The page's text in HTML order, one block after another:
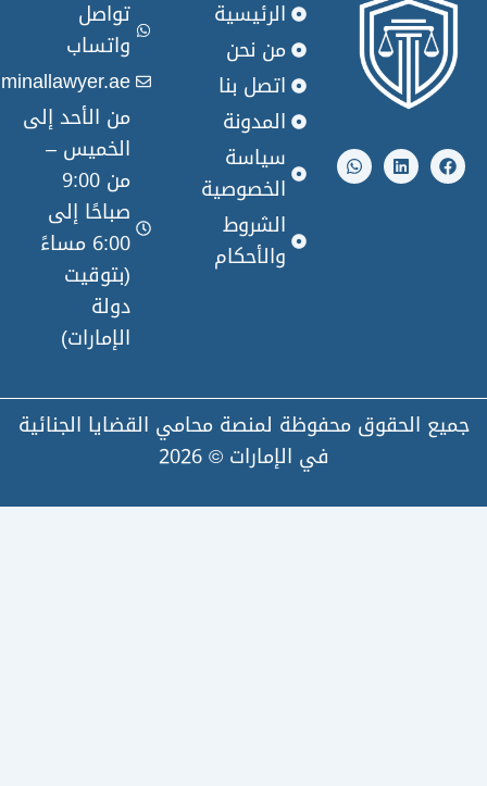
n
k
h
a
الرئيسية
من نحن
اتصل بنا
المدونة
سياسة
الخصوصية
الشروط
والأحكام
واتساب
info@criminallawyer.ae
من الأحد إلى
الخميس –
صباحًا إلى
6:00 مساءً
محفوظة لمنصة محامي القضايا الجنائية
في الإمارات © 2026